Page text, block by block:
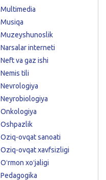
Multimedia
Musiqa
Muzeyshunoslik
Narsalar interneti
Neft va gaz ishi
Nemis tili
Nevrologiya
Neyrobiologiya
Onkologiya
Oshpazlik
Oziq-ovqat sanoati
Oziq-ovqat xavfsizligi
Oʻrmon xoʻjaligi
Pedagogika